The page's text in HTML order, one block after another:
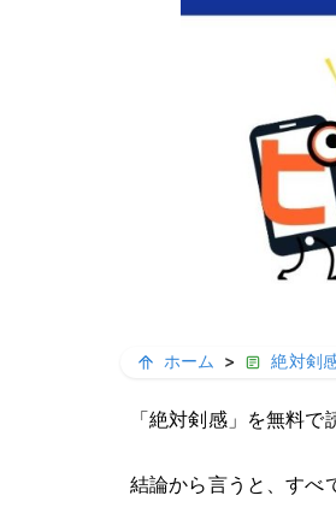
ホーム > 絶対剣
「絶対剣感」を無料
結論から言うと、すべ